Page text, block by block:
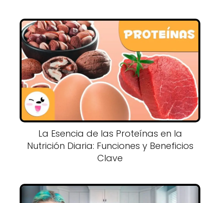
La Esencia de las Proteínas en la
Nutrición Diaria: Funciones y Beneficios
Clave